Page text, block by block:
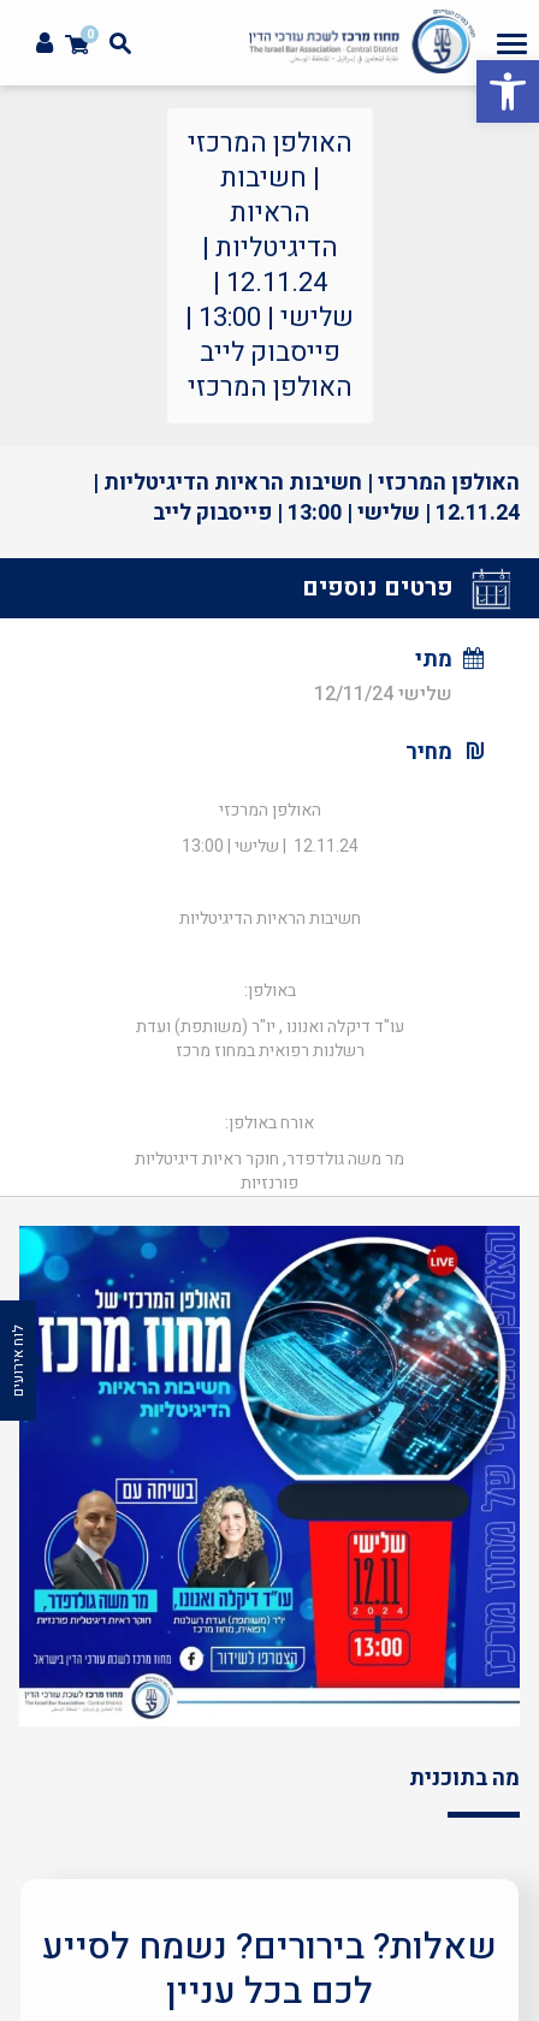
פתח סרגל נגישות
0
האולפן המרכזי
| חשיבות
הראיות
הדיגיטליות |
12.11.24 |
שלישי | 13:00 |
פייסבוק לייב
האולפן המרכזי
האולפן המרכזי | חשיבות הראיות הדיגיטליות |
12.11.24 | שלישי | 13:00 | פייסבוק לייב
פרטים נוספים
מתי
שלישי 12/11/24
מחיר
האולפן המרכזי
12.11.24 | שלישי | 13:00
חשיבות הראיות הדיגיטליות
באולפן:
עו"ד דיקלה ואנונו , יו"ר (משותפת) ועדת
רשלנות רפואית במחוז מרכז
אורח באולפן:
מר משה גולדפדר, חוקר ראיות דיגיטליות
פורנזיות
מה בתוכנית
שאלות? בירורים? נשמח לסייע
לכם בכל עניין
לוח אירועים